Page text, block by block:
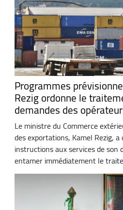
Programmes
Rezig ordonne le
demandes des
Le ministre du Commerce
des exportations, Kamel Rezig,
instructions aux services de
entamer immédiatement le